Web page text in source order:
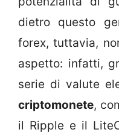
dietro questo
forex, tuttavia,
aspetto: infatti,
serie di valute
criptomonete,
il Ripple e il